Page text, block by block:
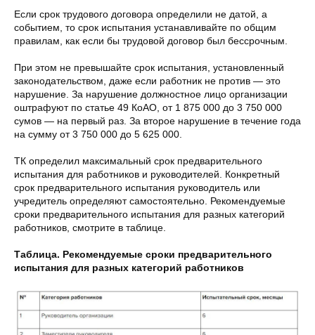
Если срок трудового договора определили не датой, а
событием, то срок испытания устанавливайте по общим
правилам, как если бы трудовой договор был бессрочным.
При этом не превышайте срок испытания, установленный
законодательством, даже если работник не против — это
нарушение. За нарушение должностное лицо организации
оштрафуют по статье 49 КоАО, от 1 875 000 до 3 750 000
сумов — на первый раз. За второе нарушение в течение года
на сумму от 3 750 000 до 5 625 000.
ТК определил максимальный срок предварительного
испытания для работников и руководителей. Конкретный
срок предварительного испытания руководитель или
учредитель определяют самостоятельно. Рекомендуемые
сроки предварительного испытания для разных категорий
работников, смотрите в таблице.
Таблица. Рекомендуемые сроки предварительного
испытания для разных категорий работников